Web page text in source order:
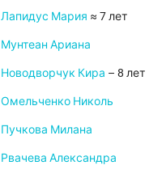
Лапидус Мария ≈ 7 лет
Мунтеан Ариана
Новодворчук Кира – 8 лет
Омельченко Николь
Пучкова Милана
Рвачева Александра